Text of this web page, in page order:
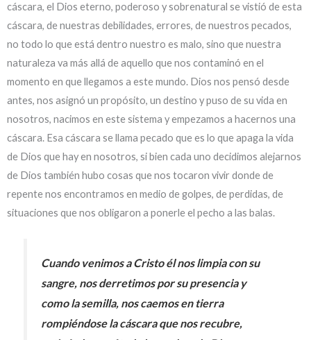
cáscara, el Dios eterno, poderoso y sobrenatural se vistió de esta
cáscara, de nuestras debilidades, errores, de nuestros pecados,
no todo lo que está dentro nuestro es malo, sino que nuestra
naturaleza va más allá de aquello que nos contaminó en el
momento en que llegamos a este mundo. Dios nos pensó desde
antes, nos asignó un propósito, un destino y puso de su vida en
nosotros, nacimos en este sistema y empezamos a hacernos una
cáscara. Esa cáscara se llama pecado que es lo que apaga la vida
de Dios que hay en nosotros, si bien cada uno decidimos alejarnos
de Dios también hubo cosas que nos tocaron vivir donde de
repente nos encontramos en medio de golpes, de perdidas, de
situaciones que nos obligaron a ponerle el pecho a las balas.
Cuando venimos a Cristo él nos limpia con su
sangre, nos derretimos por su presencia y
como la semilla, nos caemos en tierra
rompiéndose la cáscara que nos recubre,